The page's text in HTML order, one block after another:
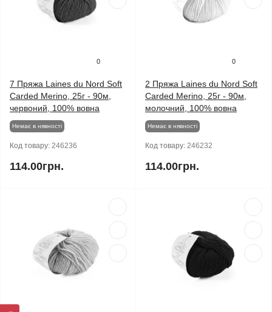
0
7 Пряжа Laines du Nord Soft
Carded Merino, 25г - 90м,
червоний, 100% вовна
Немає в нявності
Код товару: 246236
114.00грн.
0
2 Пряжа Laines du Nord Soft
Carded Merino, 25г - 90м,
молочний, 100% вовна
Немає в нявності
Код товару: 246232
114.00грн.